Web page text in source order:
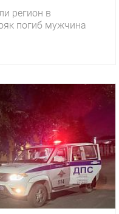
регион в
погиб мужчина